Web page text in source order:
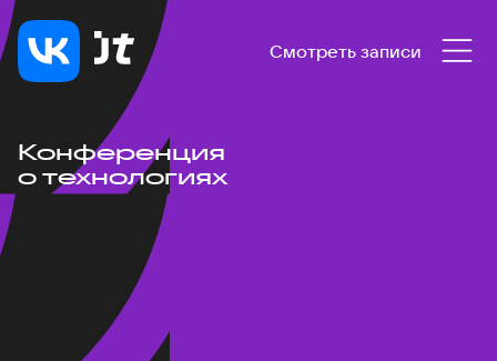
Смотреть записи
Конференция
о технологиях